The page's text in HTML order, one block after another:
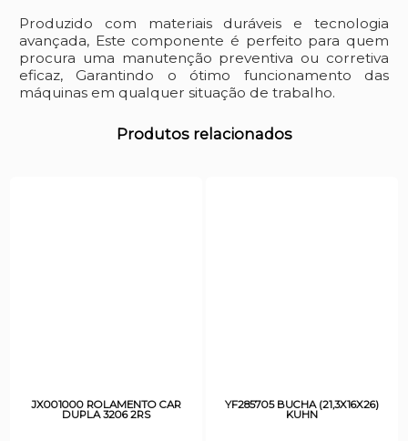
Produzido com materiais duráveis e tecnologia
avançada, Este componente é perfeito para quem
procura uma manutenção preventiva ou corretiva
eficaz, Garantindo o ótimo funcionamento das
máquinas em qualquer situação de trabalho.
Produtos relacionados
JX001000 ROLAMENTO CAR
DUPLA 3206 2RS
YF285705 BUCHA (21,3X16X26)
KUHN